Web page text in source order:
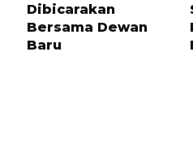
Dibicarakan
Bersama Dewan
Baru